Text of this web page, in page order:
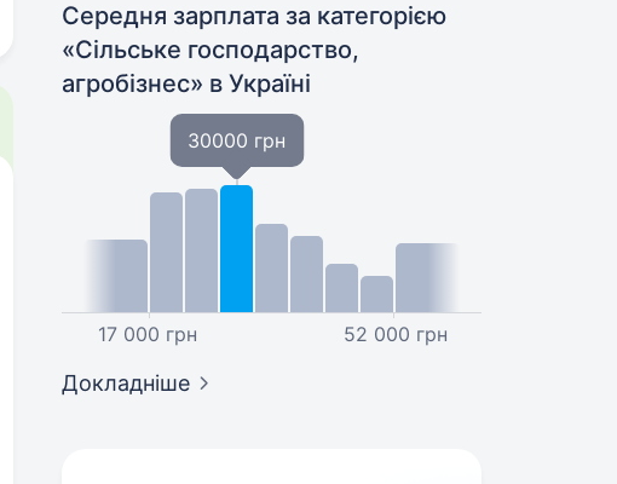
Середня зарплата за категорією
«Сільське господарство,
агробізнес» в Україні
17 000 грн
30000 грн
52 000 грн
Докладніше